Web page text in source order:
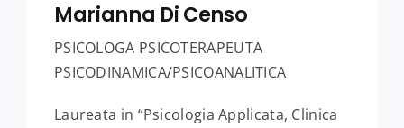
Marianna Di Censo
PSICOLOGA PSICOTERAPEUTA
PSICODINAMICA/PSICOANALITICA
Laureata in “Psicologia Applicata, Clinica